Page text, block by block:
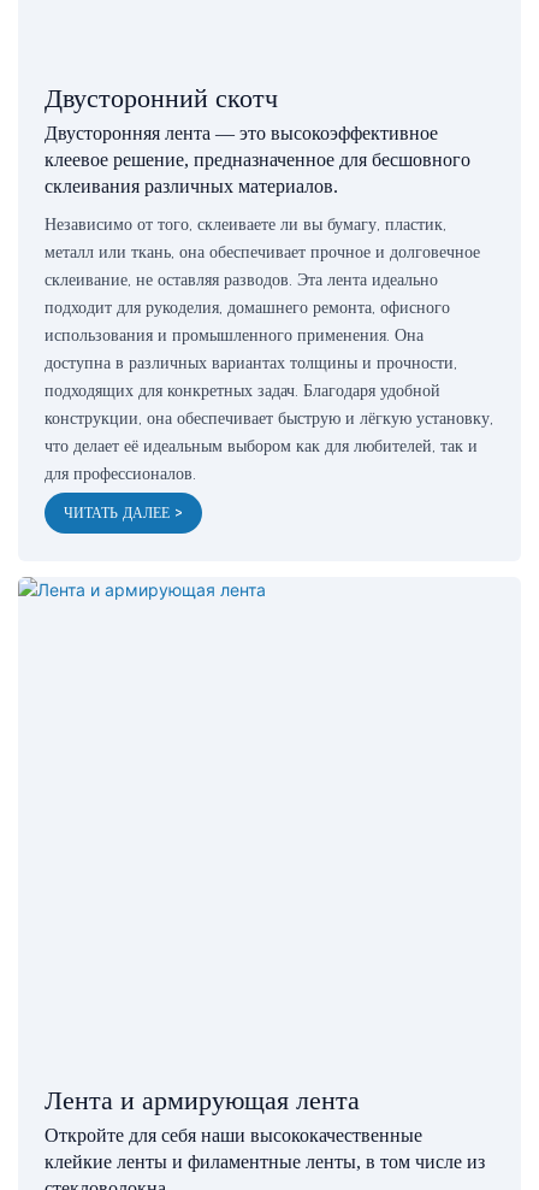
Двусторонний скотч
Двусторонняя лента — это высокоэффективное
клеевое решение, предназначенное для бесшовного
склеивания различных материалов.
Независимо от того, склеиваете ли вы бумагу, пластик,
металл или ткань, она обеспечивает прочное и долговечное
склеивание, не оставляя разводов. Эта лента идеально
подходит для рукоделия, домашнего ремонта, офисного
использования и промышленного применения. Она
доступна в различных вариантах толщины и прочности,
подходящих для конкретных задач. Благодаря удобной
конструкции, она обеспечивает быструю и лёгкую установку,
что делает её идеальным выбором как для любителей, так и
для профессионалов.
ЧИТАТЬ ДАЛЕЕ >
Лента и армирующая лента
Откройте для себя наши высококачественные
клейкие ленты и филаментные ленты, в том числе из